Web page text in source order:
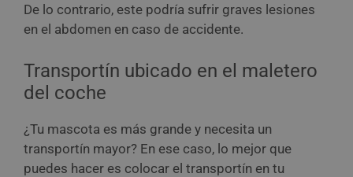
De lo contrario, este podría sufrir graves lesiones
en el abdomen en caso de accidente.
Transportín ubicado en el maletero
del coche
¿Tu mascota es más grande y necesita un
transportín mayor? En ese caso, lo mejor que
puedes hacer es colocar el transportín en tu